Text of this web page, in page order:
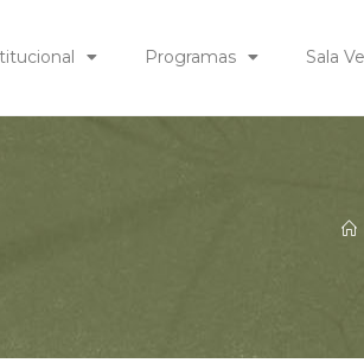
Programas Sala